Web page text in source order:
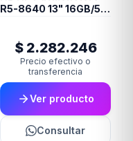
R5-8640 13" 16GB/512
$ 2.282.246
Precio efectivo o
transferencia
Ver producto
Consultar